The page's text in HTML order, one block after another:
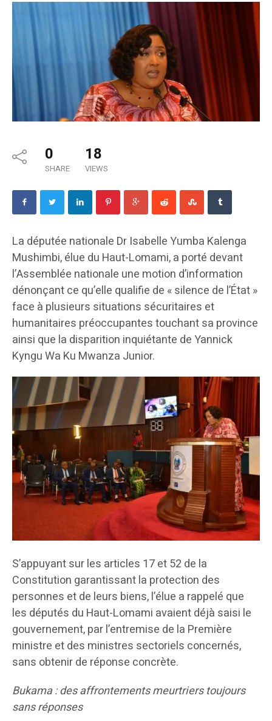
0
SHARE
18
VIEWS
La députée nationale Dr Isabelle Yumba Kalenga
Mushimbi, élue du Haut-Lomami, a porté devant
l’Assemblée nationale une motion d’information
dénonçant ce qu’elle qualifie de « silence de l’État »
face à plusieurs situations sécuritaires et
humanitaires préoccupantes touchant sa province
ainsi que la disparition inquiétante de Yannick
Kyngu Wa Ku Mwanza Junior.
S’appuyant sur les articles 17 et 52 de la
Constitution garantissant la protection des
personnes et de leurs biens, l’élue a rappelé que
les députés du Haut-Lomami avaient déjà saisi le
gouvernement, par l’entremise de la Première
ministre et des ministres sectoriels concernés,
sans obtenir de réponse concrète.
Bukama : des affrontements meurtriers toujours
sans réponses